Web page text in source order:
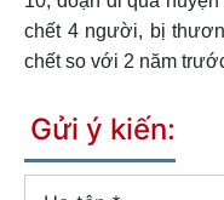
chết 4 người, bị
chết so với 2 năm
Gửi ý kiến: